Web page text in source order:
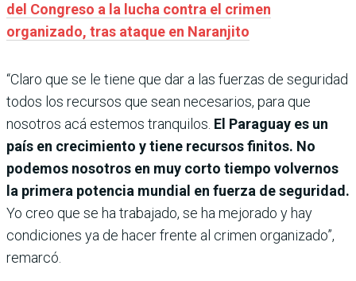
del Congreso a la lucha contra el crimen
organizado, tras ataque en Naranjito
“Claro que se le tiene que dar a las fuerzas de seguridad
todos los recursos que sean necesarios, para que
nosotros acá estemos tranquilos. El Paraguay es un
país en crecimiento y tiene recursos finitos. No
podemos nosotros en muy corto tiempo volvernos
la primera potencia mundial en fuerza de seguridad.
Yo creo que se ha trabajado, se ha mejorado y hay
condiciones ya de hacer frente al crimen organizado”,
remarcó.